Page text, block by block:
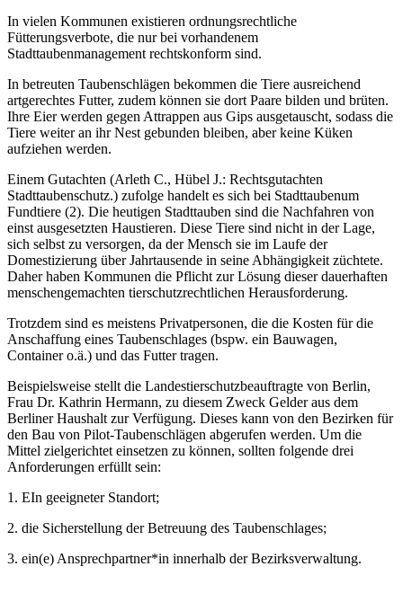
In vielen Kommunen existieren ordnungsrechtliche
Fütterungsverbote, die nur bei vorhandenem
Stadttaubenmanagement rechtskonform sind.
In betreuten Taubenschlägen bekommen die Tiere ausreichend
artgerechtes Futter, zudem können sie dort Paare bilden und brüten.
Ihre Eier werden gegen Attrappen aus Gips ausgetauscht, sodass die
Tiere weiter an ihr Nest gebunden bleiben, aber keine Küken
aufziehen werden.
Einem Gutachten (Arleth C., Hübel J.: Rechtsgutachten
Stadttaubenschutz.) zufolge handelt es sich bei Stadttaubenum
Fundtiere (2). Die heutigen Stadttauben sind die Nachfahren von
einst ausgesetzten Haustieren. Diese Tiere sind nicht in der Lage,
sich selbst zu versorgen, da der Mensch sie im Laufe der
Domestizierung über Jahrtausende in seine Abhängigkeit züchtete.
Daher haben Kommunen die Pflicht zur Lösung dieser dauerhaften
menschengemachten tierschutzrechtlichen Herausforderung.
Trotzdem sind es meistens Privatpersonen, die die Kosten für die
Anschaffung eines Taubenschlages (bspw. ein Bauwagen,
Container o.ä.) und das Futter tragen.
Beispielsweise stellt die Landestierschutzbeauftragte von Berlin,
Frau Dr. Kathrin Hermann, zu diesem Zweck Gelder aus dem
Berliner Haushalt zur Verfügung. Dieses kann von den Bezirken für
den Bau von Pilot-Taubenschlägen abgerufen werden. Um die
Mittel zielgerichtet einsetzen zu können, sollten folgende drei
Anforderungen erfüllt sein:
1. EIn geeigneter Standort;
2. die Sicherstellung der Betreuung des Taubenschlages;
3. ein(e) Ansprechpartner*in innerhalb der Bezirksverwaltung.